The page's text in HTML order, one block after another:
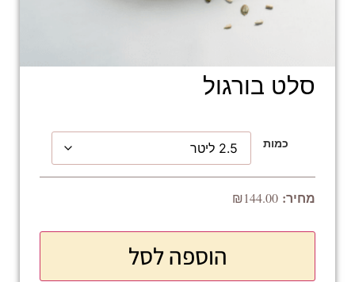
סלט בורגול
כמות
₪144.00
הוספה לסל